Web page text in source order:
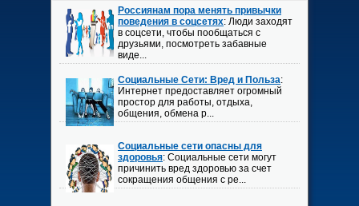
Россиянам пора менять привычки
поведения в соцсетях: Люди заходят
в соцсети, чтобы пообщаться с
друзьями, посмотреть забавные
виде...
Социальные Сети: Вред и Польза:
Интернет предоставляет огромный
простор для работы, отдыха,
общения, обмена р...
Социальные сети опасны для
здоровья: Социальные сети могут
причинить вред здоровью за счет
сокращения общения с ре...